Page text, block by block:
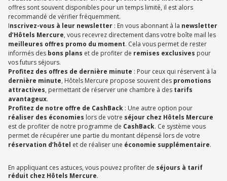
offres sont souvent disponibles pour un temps limité, il est alors
recommandé de vérifier fréquemment.
Inscrivez-vous à leur newsletter : En vous abonnant à la newsletter
d’Hôtels Mercure, vous recevrez directement dans votre boîte mail les
meilleures offres promo du moment. Cela vous permet de rester
informés des bons plans et de profiter de remises exclusives pour
vos futurs séjours.
Profitez des offres de dernière minute : Pour ceux qui réservent à la
dernière minute, Hôtels Mercure propose souvent des promotions
attractives, permettant de réserver une chambre à des tarifs
avantageux.
Profitez de notre offre de CashBack : Une autre option pour
réaliser des économies lors de votre séjour chez Hôtels Mercure
est de profiter de notre programme de CashBack. Ce système vous
permet de récupérer une partie du montant dépensé lors de votre
réservation d’hôtel et de réaliser une économie supplémentaire.
En appliquant ces astuces, vous pouvez profiter de séjours à tarif
réduit chez Hôtels Mercure.